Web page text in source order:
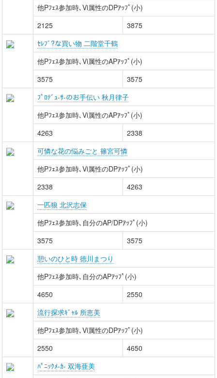
他Pﾌｪｽ参加時､Vi属性のDPｱｯﾌﾟ(小)
2125
3875
ｾﾚﾌﾞ?な買い物 二階堂千鶴
他Pﾌｪｽ参加時､Vi属性のAPｱｯﾌﾟ(小)
3575
3575
ﾌﾟﾛﾃﾞｭ-ｻ-のお手伝い 秋月律子
他Pﾌｪｽ参加時､Vi属性のAPｱｯﾌﾟ(小)
4263
2338
可憐な花の悩みごと 篠宮可憐
他Pﾌｪｽ参加時､Vi属性のDPｱｯﾌﾟ(小)
2338
4263
一匹狼 北沢志保
他Pﾌｪｽ参加時､自分のAP/DPｱｯﾌﾟ(小)
3575
3575
憩いのひと時 徳川まつり
他Pﾌｪｽ参加時､自分のAPｱｯﾌﾟ(小)
4650
2550
流行探求ｷﾞｬﾙ 所恵美
他Pﾌｪｽ参加時､Vi属性のDPｱｯﾌﾟ(小)
2550
4650
ﾊﾟﾆｯｸﾒ-ｶ- 双海亜美